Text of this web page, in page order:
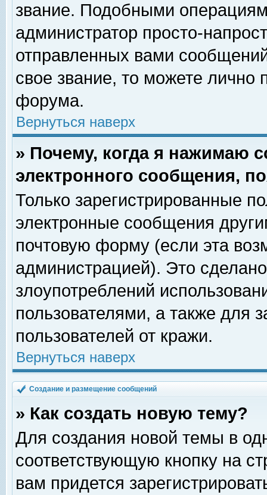
звание. Подобными
администратор просто-
отправленных вами
свое звание, то можете лично
форума.
Вернуться наверх
» Почему, когда я нажимаю
электронного сообщения,
Только зарегистрированные
электронные сообщения
почтовую форму (если эта
администрацией). Это
злоупотреблений
пользователями, а также для
пользователей от кражи.
Вернуться наверх
Создание и размещение сообщений
» Как создать новую тему?
Для создания новой темы в
соответствующую кнопку на
вам придется